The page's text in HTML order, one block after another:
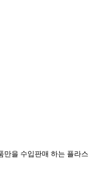
만을 수입판매 하는 플라스